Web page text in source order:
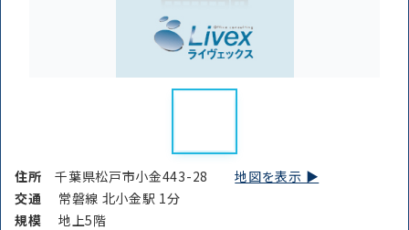
住所千葉県松戸市小金443-28地図を表示 ▶︎
交通
常磐線 北小金駅 1分
規模
地上5階